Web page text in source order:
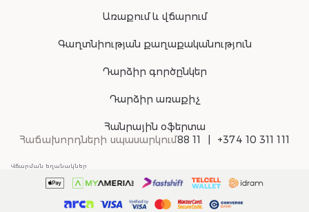
Առաքում և վճարում
Գաղտնիության քաղաքականություն
Դարձիր գործընկեր
Դարձիր առաքիչ
Հանրային օֆերտա
Հաճախորդների սպասարկում88 11 +374 10 311 111
Վճարման եղանակներ